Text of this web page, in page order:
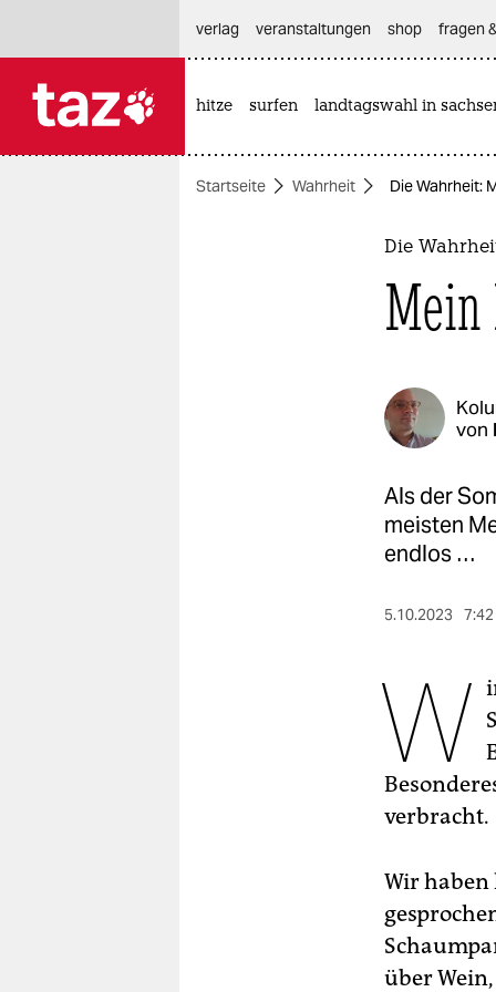
themen
verlag
veranstaltungen shop fragen
hitze surfen landtagswahl in
Startseite Wahrheit Die Wahrheit:
Die
Mein
von
Als der
meisten
endlos …
5.10.2023
W
verbracht.
Wir
über